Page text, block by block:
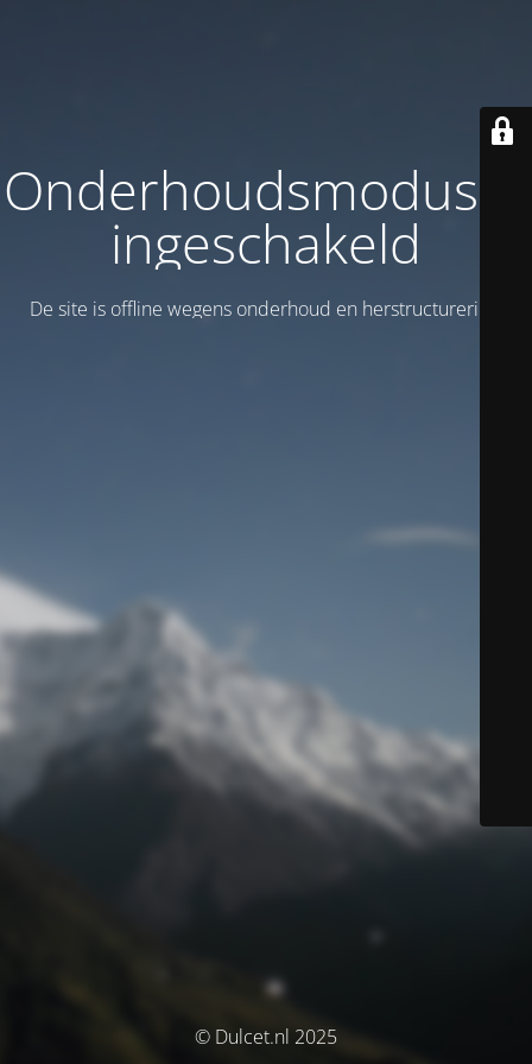
Onderhoudsmodus is
ingeschakeld
De site is offline wegens onderhoud en herstructurering!
© Dulcet.nl 2025